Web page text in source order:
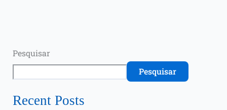
Pesquisar
Pesquisar
Recent Posts